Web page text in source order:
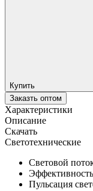
Купить
Заказть оптом
Характеристики
Описание
Скачать
Светотехнические
Световой
Пульсация